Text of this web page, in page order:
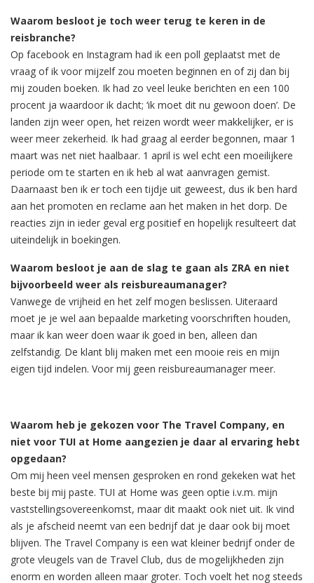
Waarom besloot je toch weer terug te keren in de
reisbranche?
Op facebook en Instagram had ik een poll geplaatst met de
vraag of ik voor mijzelf zou moeten beginnen en of zij dan bij
mij zouden boeken. Ik had zo veel leuke berichten en een 100
procent ja waardoor ik dacht; ‘ik moet dit nu gewoon doen’. De
landen zijn weer open, het reizen wordt weer makkelijker, er is
weer meer zekerheid. Ik had graag al eerder begonnen, maar 1
maart was net niet haalbaar. 1 april is wel echt een moeilijkere
periode om te starten en ik heb al wat aanvragen gemist.
Daarnaast ben ik er toch een tijdje uit geweest, dus ik ben hard
aan het promoten en reclame aan het maken in het dorp. De
reacties zijn in ieder geval erg positief en hopelijk resulteert dat
uiteindelijk in boekingen.
Waarom besloot je aan de slag te gaan als ZRA en niet
bijvoorbeeld weer als reisbureaumanager?
Vanwege de vrijheid en het zelf mogen beslissen. Uiteraard
moet je je wel aan bepaalde marketing voorschriften houden,
maar ik kan weer doen waar ik goed in ben, alleen dan
zelfstandig. De klant blij maken met een mooie reis en mijn
eigen tijd indelen. Voor mij geen reisbureaumanager meer.
Waarom heb je gekozen voor The Travel Company, en
niet voor TUI at Home aangezien je daar al ervaring hebt
opgedaan?
Om mij heen veel mensen gesproken en rond gekeken wat het
beste bij mij paste. TUI at Home was geen optie i.v.m. mijn
vaststellingsovereenkomst, maar dit maakt ook niet uit. Ik vind
als je afscheid neemt van een bedrijf dat je daar ook bij moet
blijven. The Travel Company is een wat kleiner bedrijf onder de
grote vleugels van de Travel Club, dus de mogelijkheden zijn
enorm en worden alleen maar groter. Toch voelt het nog steeds